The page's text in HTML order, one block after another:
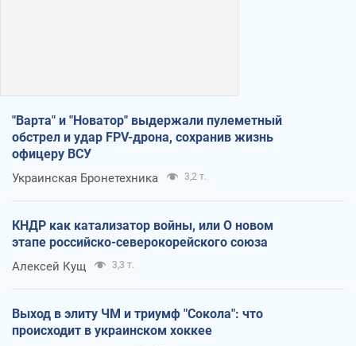
"Варта" и "Новатор" выдержали пулеметный
обстрел и удар FPV-дрона, сохранив жизнь
офицеру ВСУ
Украинская Бронетехника 3,2 т.
КНДР как катализатор войны, или О новом
этапе российско-северокорейского союза
Алексей Кущ 3,3 т.
Выход в элиту ЧМ и триумф "Сокола": что
происходит в украинском хоккее